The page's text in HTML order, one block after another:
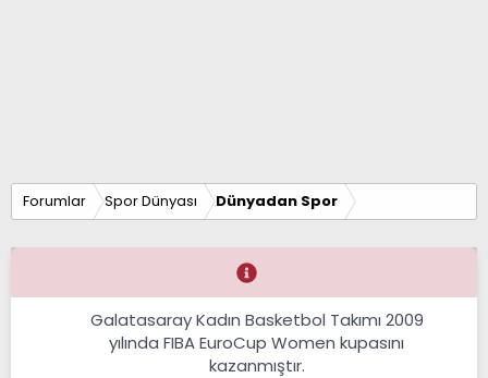
Forumlar Spor Dünyası Dünyadan Spor
Galatasaray Kadın Basketbol Takımı 2009
yılında FIBA EuroCup Women kupasını
kazanmıştır.